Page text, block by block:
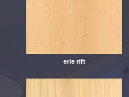
erle rift